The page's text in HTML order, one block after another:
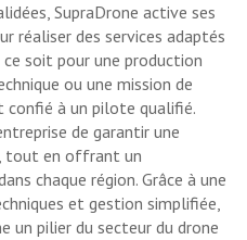
SupraDrone active ses
réaliser des services adaptés
soit pour une production
ou une mission de
confié à un pilote qualifié.
de garantir une
tout en offrant un
chaque région. Grâce à une
et gestion simplifiée,
un pilier du secteur du drone